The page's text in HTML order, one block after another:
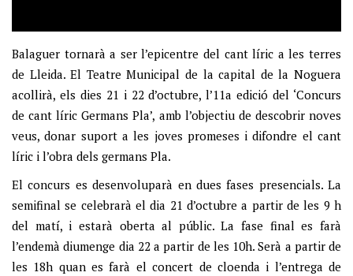
Balaguer tornarà a ser l’epicentre del cant líric a les terres
de Lleida. El Teatre Municipal de la capital de la Noguera
acollirà, els dies 21 i 22 d’octubre, l’11a edició del ‘Concurs
de cant líric Germans Pla’, amb l’objectiu de descobrir noves
veus, donar suport a les joves promeses i difondre el cant
líric i l’obra dels germans Pla.
El concurs es desenvoluparà en dues fases presencials. La
semifinal se celebrarà el dia 21 d’octubre a partir de les 9 h
del matí, i estarà oberta al públic. La fase final es farà
l’endemà diumenge dia 22 a partir de les 10h. Serà a partir de
les 18h quan es farà el concert de cloenda i l’entrega de